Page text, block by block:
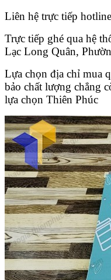
Liên hệ trực tiếp
Trực tiếp ghé qua hệ
Lạc Long Quân,
Lựa chọn địa chỉ mua
bảo chất lượng chẳng
lựa chọn Thiên Phúc